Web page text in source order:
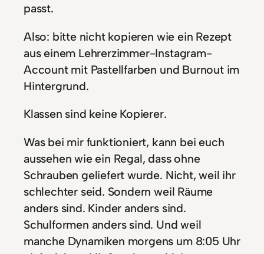
passt.
Also: bitte nicht kopieren wie ein Rezept
aus einem Lehrerzimmer-Instagram-
Account mit Pastellfarben und Burnout im
Hintergrund.
Klassen sind keine Kopierer.
Was bei mir funktioniert, kann bei euch
aussehen wie ein Regal, dass ohne
Schrauben geliefert wurde. Nicht, weil ihr
schlechter seid. Sondern weil Räume
anders sind. Kinder anders sind.
Schulformen anders sind. Und weil
manche Dynamiken morgens um 8:05 Uhr